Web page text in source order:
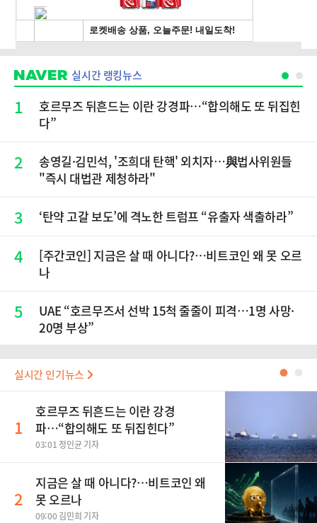
실시간 랭킹뉴스
1
호르무즈 뒤흔드는 이란 강경파…“합의해도 또 뒤집힌
다”
2
송영길·김민석, '조희대 탄핵' 외치자…與법사위원들
"즉시 대법관 제청하라"
3 ‘탄약 고갈 보도’에 격노한 트럼프 “유출자 색출하라”
4
[주간코인] 지금은 살 때 아니다?…비트코인 왜 못 오르
나
5
UAE “호르무즈서 선박 15척 줄줄이 피격…1명 사망·
20명 부상”
실시간 인기뉴스 ●
1
호르무즈 뒤흔드는 이란 강경
파…“합의해도 또 뒤집힌다”
03:01 정인균 기자
2
지금은 살 때 아니다?…비트코인 왜
못 오르나
09:00 김민희 기자